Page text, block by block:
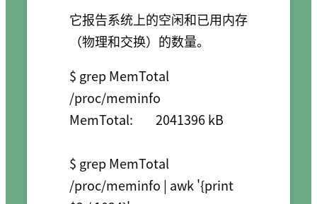
它报告系统上的空闲和已用内存
（物理和交换）的数量。
$ grep MemTotal
/proc/meminfo
MemTotal:        2041396 kB
$ grep MemTotal
/proc/meminfo | awk '{print